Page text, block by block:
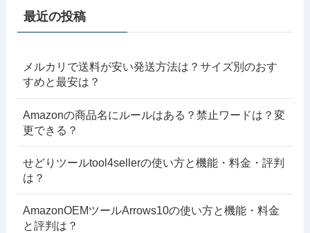
最近の投稿
メルカリで送料が安い発送方法は？サイズ別のおす
すめと最安は？
Amazonの商品名にルールはある？禁止ワードは？変
更できる？
せどりツールtool4sellerの使い方と機能・料金・評判
は？
AmazonOEMツールArrows10の使い方と機能・料金
と評判は？